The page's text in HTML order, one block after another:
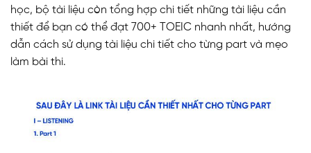
học, bộ tài liệu còn tổng hợp chi tiết những tài liệu cần
thiết để bạn có thể đạt 700+ TOEIC nhanh nhất, hướng
dẫn cách sử dụng tài liệu chi tiết cho từng part và mẹo
làm bài thi.